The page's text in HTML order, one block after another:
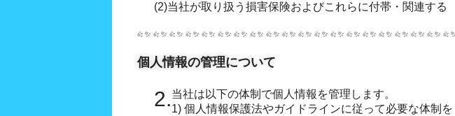
(2)当社が取り扱う損害保険およびこれらに付帯・関連する
個人情報の管理について
2.当社は以下の体制で個人情報を管理します。
1) 個人情報保護法やガイドラインに従って必要な体制を